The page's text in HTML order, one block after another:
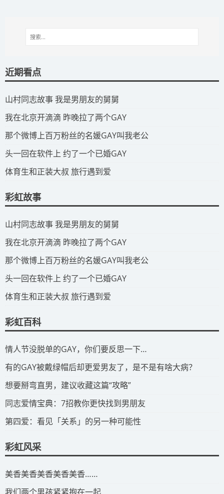
近期看点
​山村同志故事 我是男朋友的舅舅
​我在北京开滴滴 昨晚拉了两个GAY
​那个微博上百万粉丝的名媛GAY叫我老公
​头一回在软件上 约了一个已婚GAY
​体育生和正装大叔 旅行遇到爱
彩虹故事
​山村同志故事 我是男朋友的舅舅
​我在北京开滴滴 昨晚拉了两个GAY
​那个微博上百万粉丝的名媛GAY叫我老公
​头一回在软件上 约了一个已婚GAY
​体育生和正装大叔 旅行遇到爱
彩虹百科
​情人节没脱单的GAY，你们要反思一下…
​有的GAY被戴绿帽后却更爱男友了，是不是有啥大病？
​想要掰弯直男，建议收藏这篇“攻略”
​同志爱情宝典：7招教你更快找到男朋友
​第四爱：看见「关系」的另一种可能性
彩虹风采
​美香美香美香美香美香……